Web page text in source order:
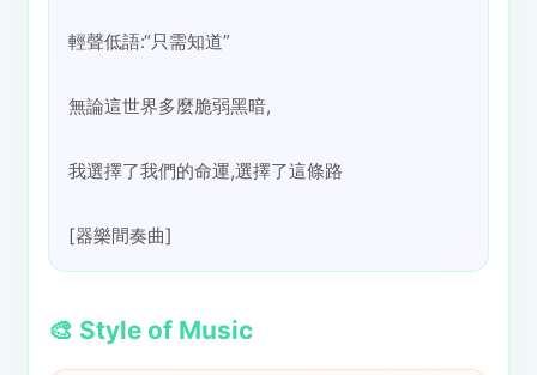
輕聲低語:“只需知道”
無論這世界多麼脆弱黑暗,
我選擇了我們的命運,選擇了這條路
[器樂間奏曲]
🎨 Style of Music